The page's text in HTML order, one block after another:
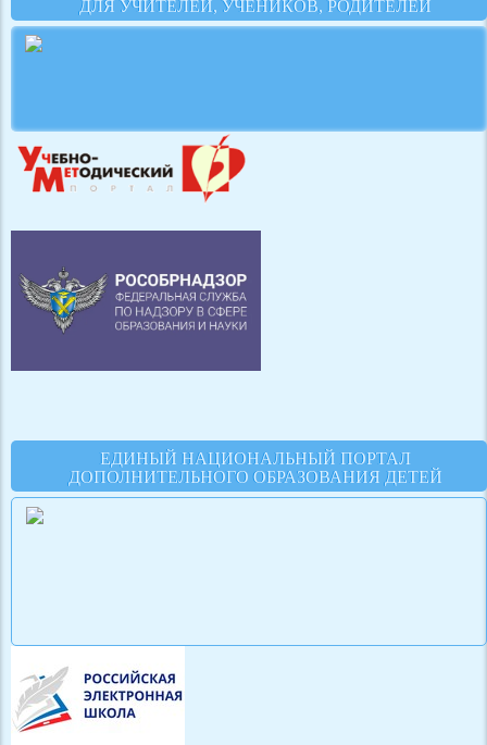
ДЛЯ УЧИТЕЛЕЙ, УЧЕНИКОВ, РОДИТЕЛЕЙ
ЕДИНЫЙ НАЦИОНАЛЬНЫЙ ПОРТАЛ
ДОПОЛНИТЕЛЬНОГО ОБРАЗОВАНИЯ ДЕТЕЙ